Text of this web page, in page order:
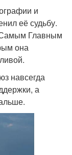
и
её судьбу.
Главным
она
навсегда
а